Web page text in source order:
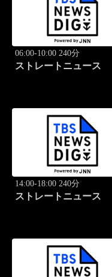
06:00-10:00 240分
ストレートニュース
14:00-18:00 240分
ストレートニュース